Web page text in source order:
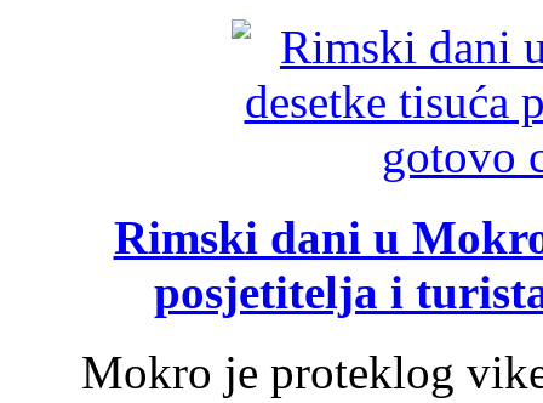
Rimski dani u
posjetitelja i
Mokro je proteklog